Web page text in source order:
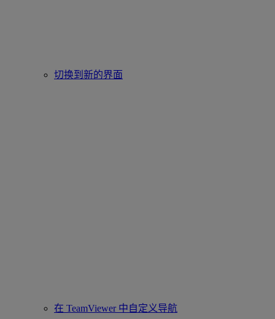
切换到新的界面
在 TeamViewer 中自定义导航